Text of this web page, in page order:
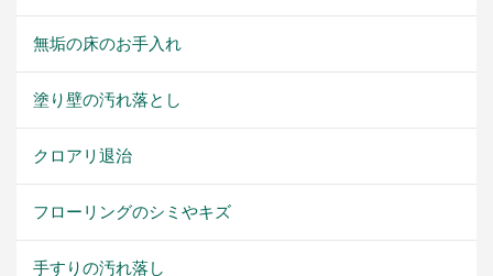
無垢の床のお手入れ
塗り壁の汚れ落とし
クロアリ退治
フローリングのシミやキズ
手すりの汚れ落し